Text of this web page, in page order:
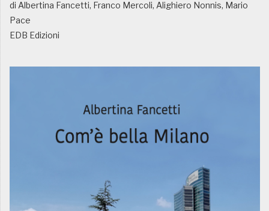
di Albertina Fancetti, Franco Mercoli, Alighiero Nonnis, Mario
Pace
EDB Edizioni